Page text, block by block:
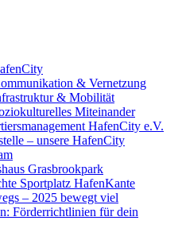
& Vernetzung
& Mobilität
Miteinander
HafenCity e.V.
– unsere HafenCity
Grasbrookpark
Sportplatz HafenKante
– 2025 bewegt viel
Förderrichtlinien für dein